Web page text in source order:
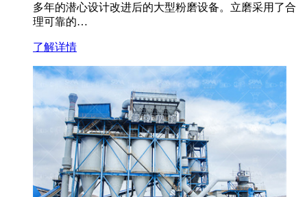
多年的潜心设计改进后的大型粉磨设备。立磨采用了合
理可靠的…
了解详情